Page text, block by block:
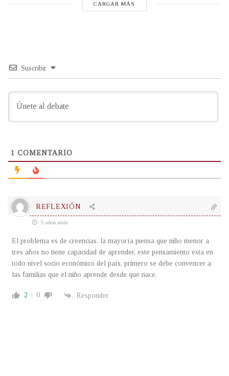
CARGAR MÁS
Suscribir
1 COMENTARIO
REFLEXIÓN
5 años atrás
El problema es de creencias, la mayoría piensa que niño menor a
tres años no tiene capacidad de aprender, este pensamiento esta en
todo nivel socio económico del país, primero se debe convencer a
las familias que el niño aprende desde que nace.
2 0 Responder